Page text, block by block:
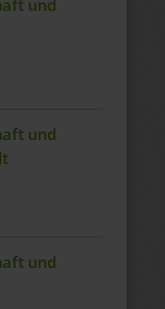
und
und
und